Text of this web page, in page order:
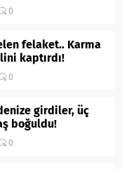
0
felaket.. Karma
kaptırdı!
0
girdiler, üç
boğuldu!
0